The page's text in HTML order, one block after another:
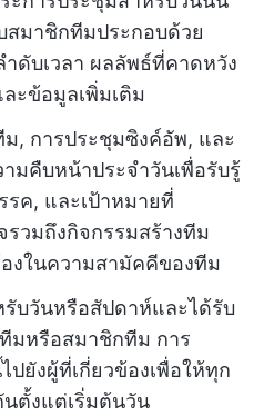
สมาชิกทีมประกอบด้วย
ดับเวลา ผลลัพธ์ที่คาดหวัง
ะข้อมูลเพิ่มเติม
, การประชุมซิงค์อัพ, และ
มคืบหน้าประจำวันเพื่อรับรู้
ค, และเป้าหมายที่
รวมถึงกิจกรรมสร้างทีม
งในความสามัคคีของทีม
บวันหรือสัปดาห์และได้รับ
มหรือสมาชิกทีม การ
ยังผู้ที่เกี่ยวข้องเพื่อให้ทุก
นตั้งแต่เริ่มต้นวัน